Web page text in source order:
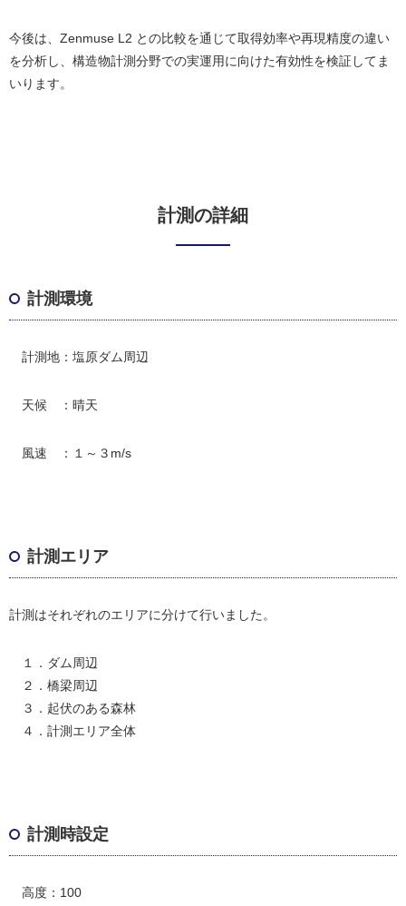
今後は、Zenmuse L2 との比較を通じて取得効率や再現精度の違い
を分析し、構造物計測分野での実運用に向けた有効性を検証してま
いります。
計測の詳細
計測環境
計測地：塩原ダム周辺
天候 ：晴天
風速 ：１～３m/s
計測エリア
計測はそれぞれのエリアに分けて行いました。
１．ダム周辺
２．橋梁周辺
３．起伏のある森林
４．計測エリア全体
計測時設定
高度：100